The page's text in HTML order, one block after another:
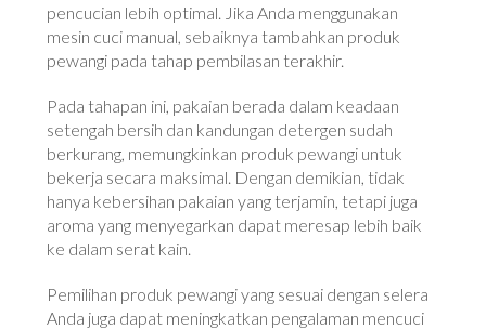
pencucian lebih optimal. Jika Anda menggunakan
mesin cuci manual, sebaiknya tambahkan produk
pewangi pada tahap pembilasan terakhir.
Pada tahapan ini, pakaian berada dalam keadaan
setengah bersih dan kandungan detergen sudah
berkurang, memungkinkan produk pewangi untuk
bekerja secara maksimal. Dengan demikian, tidak
hanya kebersihan pakaian yang terjamin, tetapi juga
aroma yang menyegarkan dapat meresap lebih baik
ke dalam serat kain.
Pemilihan produk pewangi yang sesuai dengan selera
Anda juga dapat meningkatkan pengalaman mencuci